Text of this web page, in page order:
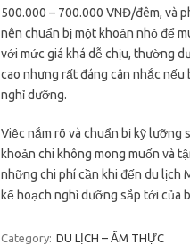
500.000 – 700.000 VNĐ/đêm, và
nên chuẩn bị một khoản nhỏ để
với mức giá khá dễ chịu, thường
cao nhưng rất đáng cân nhắc
nghỉ dưỡng.
Việc nắm rõ và chuẩn bị kỹ lưỡng
khoản chi không mong muốn và
những chi phí cần khi đến du lịch
kế hoạch nghỉ dưỡng sắp tới của
Category: DU LỊCH – ẨM THỰC